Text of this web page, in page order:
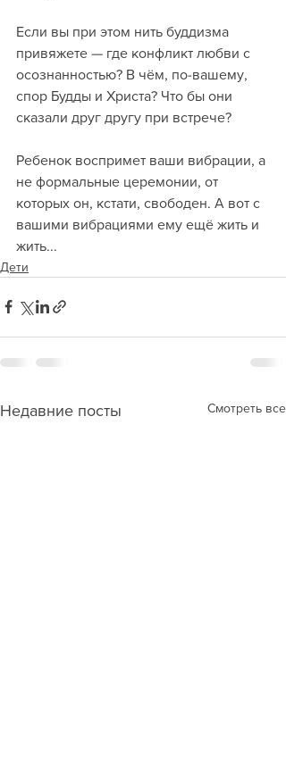
Если вы при этом нить буддизма
привяжете — где конфликт любви с
осознанностью? В чём, по-вашему,
спор Будды и Христа? Что бы они
сказали друг другу при встрече?
Ребенок воспримет ваши вибрации, а
не формальные церемонии, от
которых он, кстати, свободен. А вот с
вашими вибрациями ему ещё жить и
жить...
Дети
Недавние посты Смотреть все